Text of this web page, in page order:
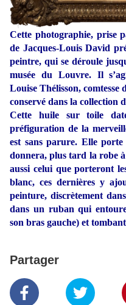
Cette photographie, prise
de Jacques-Louis David
peintre, qui se déroule
musée du Louvre. Il
Louise Thélisson, comtesse
conservé dans la collection
Cette huile sur toile
préfiguration de la
est sans parure. Elle
donnera, plus tard la robe
aussi celui que porteront
blanc, ces dernières y
peinture, discrètement
dans un ruban qui
son bras gauche) et
Partager